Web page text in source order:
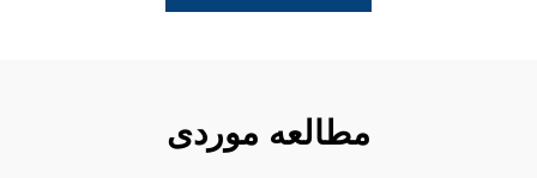
مطالعه موردی